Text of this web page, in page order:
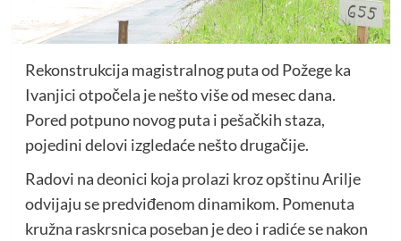
Rekonstrukcija magistralnog puta od Požege ka
Ivanjici otpočela je nešto više od mesec dana.
Pored potpuno novog puta i pešačkih staza,
pojedini delovi izgledaće nešto drugačije.
Radovi na deonici koja prolazi kroz opštinu Arilje
odvijaju se predviđenom dinamikom. Pomenuta
kružna raskrsnica poseban je deo i radiće se nakon